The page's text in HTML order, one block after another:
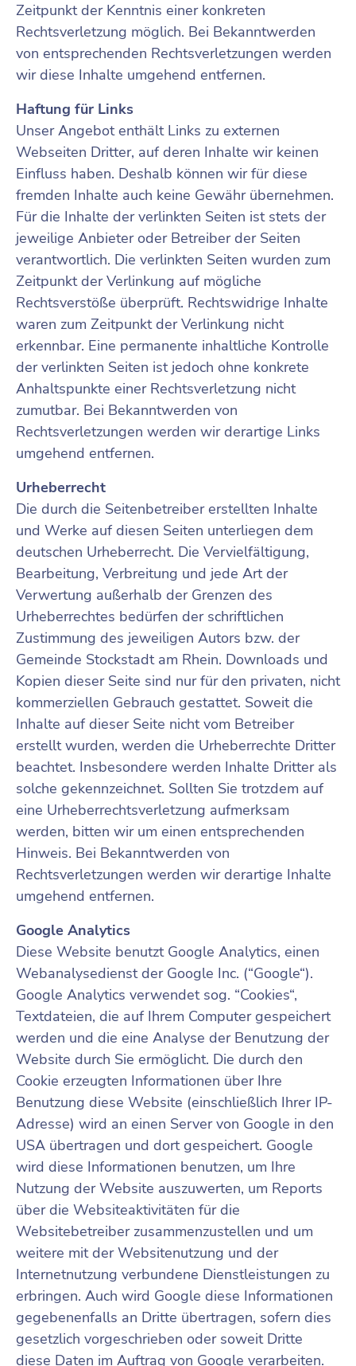
Zeitpunkt der Kenntnis einer konkreten
Rechtsverletzung möglich. Bei Bekanntwerden
von entsprechenden Rechtsverletzungen werden
wir diese Inhalte umgehend entfernen.
Haftung für Links
Unser Angebot enthält Links zu externen
Webseiten Dritter, auf deren Inhalte wir keinen
Einfluss haben. Deshalb können wir für diese
fremden Inhalte auch keine Gewähr übernehmen.
Für die Inhalte der verlinkten Seiten ist stets der
jeweilige Anbieter oder Betreiber der Seiten
verantwortlich. Die verlinkten Seiten wurden zum
Zeitpunkt der Verlinkung auf mögliche
Rechtsverstöße überprüft. Rechtswidrige Inhalte
waren zum Zeitpunkt der Verlinkung nicht
erkennbar. Eine permanente inhaltliche Kontrolle
der verlinkten Seiten ist jedoch ohne konkrete
Anhaltspunkte einer Rechtsverletzung nicht
zumutbar. Bei Bekanntwerden von
Rechtsverletzungen werden wir derartige Links
umgehend entfernen.
Urheberrecht
Die durch die Seitenbetreiber erstellten Inhalte
und Werke auf diesen Seiten unterliegen dem
deutschen Urheberrecht. Die Vervielfältigung,
Bearbeitung, Verbreitung und jede Art der
Verwertung außerhalb der Grenzen des
Urheberrechtes bedürfen der schriftlichen
Zustimmung des jeweiligen Autors bzw. der
Gemeinde Stockstadt am Rhein. Downloads und
Kopien dieser Seite sind nur für den privaten, nicht
kommerziellen Gebrauch gestattet. Soweit die
Inhalte auf dieser Seite nicht vom Betreiber
erstellt wurden, werden die Urheberrechte Dritter
beachtet. Insbesondere werden Inhalte Dritter als
solche gekennzeichnet. Sollten Sie trotzdem auf
eine Urheberrechtsverletzung aufmerksam
werden, bitten wir um einen entsprechenden
Hinweis. Bei Bekanntwerden von
Rechtsverletzungen werden wir derartige Inhalte
umgehend entfernen.
Google Analytics
Diese Website benutzt Google Analytics, einen
Webanalysedienst der Google Inc. (“Google“).
Google Analytics verwendet sog. “Cookies“,
Textdateien, die auf Ihrem Computer gespeichert
werden und die eine Analyse der Benutzung der
Website durch Sie ermöglicht. Die durch den
Cookie erzeugten Informationen über Ihre
Benutzung diese Website (einschließlich Ihrer IP-
Adresse) wird an einen Server von Google in den
USA übertragen und dort gespeichert. Google
wird diese Informationen benutzen, um Ihre
Nutzung der Website auszuwerten, um Reports
über die Websiteaktivitäten für die
Websitebetreiber zusammenzustellen und um
weitere mit der Websitenutzung und der
Internetnutzung verbundene Dienstleistungen zu
erbringen. Auch wird Google diese Informationen
gegebenenfalls an Dritte übertragen, sofern dies
gesetzlich vorgeschrieben oder soweit Dritte
diese Daten im Auftrag von Google verarbeiten.